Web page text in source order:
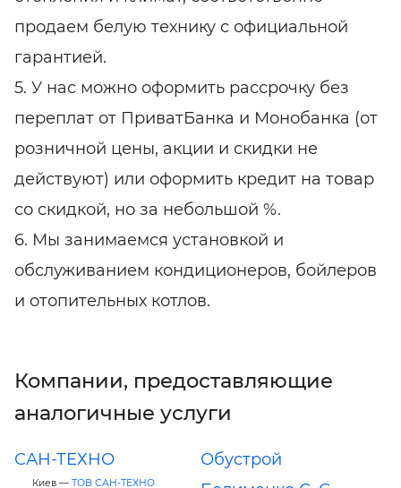
продаем белую технику с официальной
гарантией.
5. У нас можно оформить рассрочку без
переплат от ПриватБанка и Монобанка (от
розничной цены, акции и скидки не
действуют) или оформить кредит на товар
со скидкой, но за небольшой %.
6. Мы занимаемся установкой и
обслуживанием кондиционеров, бойлеров
и отопительных котлов.
Компании, предоставляющие
аналогичные услуги
САН-ТЕХНО
Киев — ТОВ САН-ТЕХНО
Обустрой